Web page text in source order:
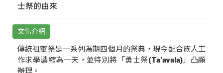
士祭的由來
文化介紹
傳統祖靈祭是一系列為期四個月的祭典，現今配合族人工
作求學濃縮為一天，並特別將「勇士祭(Ta‘avala)」凸顯
辦理。